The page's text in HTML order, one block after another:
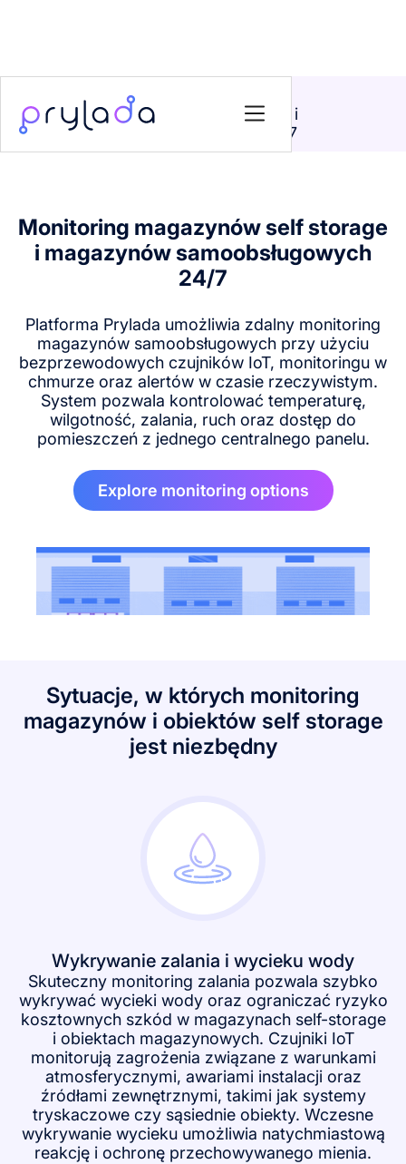
Strona główna>
Monitoring magazynów self storage i
magazynów samoobsługowych 24/7
Monitoring magazynów self storage
i magazynów samoobsługowych
24/7
Platforma Prylada umożliwia zdalny monitoring
magazynów samoobsługowych przy użyciu
bezprzewodowych czujników IoT, monitoringu w
chmurze oraz alertów w czasie rzeczywistym.
System pozwala kontrolować temperaturę,
wilgotność, zalania, ruch oraz dostęp do
pomieszczeń z jednego centralnego panelu.
Explore monitoring options
Sytuacje, w których monitoring
magazynów i obiektów self storage
jest niezbędny
Wykrywanie zalania i wycieku wody
Skuteczny monitoring zalania pozwala szybko
wykrywać wycieki wody oraz ograniczać ryzyko
kosztownych szkód w magazynach self-storage
i obiektach magazynowych. Czujniki IoT
monitorują zagrożenia związane z warunkami
atmosferycznymi, awariami instalacji oraz
źródłami zewnętrznymi, takimi jak systemy
tryskaczowe czy sąsiednie obiekty. Wczesne
wykrywanie wycieku umożliwia natychmiastową
reakcję i ochronę przechowywanego mienia.